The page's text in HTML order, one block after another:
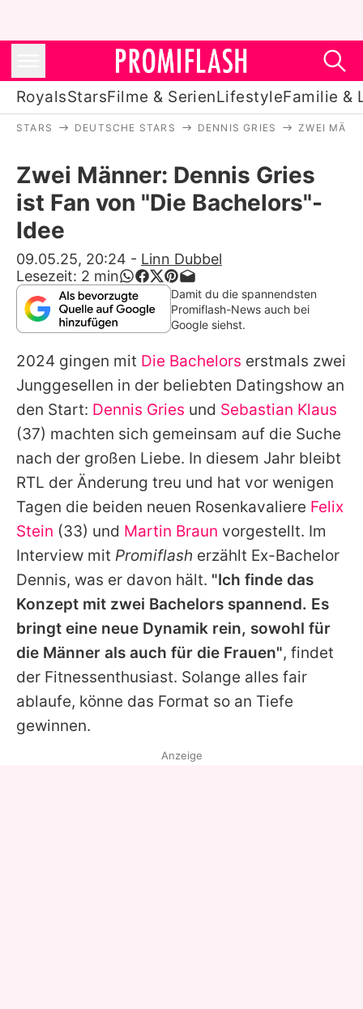
RoyalsStarsFilme & SerienLifestyleFamilie &
Stars
Filme & Serien
Lifestyle
Familie & Liebe
Promiflash Exklusiv
Alle Themen auf Promiflash
Jobs
App runterladen
Team
Redaktionelle Richtlinien
Impressum
Datenschutzerklärung
Nutzungsbedingungen
Utiq verwalten
STARS DEUTSCHE STARS DENNIS GRIES ZWEI
Zwei Männer: Dennis Gries
ist Fan von "Die Bachelors"-
Idee
09.05.25, 20:24 - Linn Dubbel
Lesezeit: 2 min
Damit du die spannendsten
Promiflash-News auch bei
Google siehst.
2024 gingen mit Die Bachelors erstmals zwei
Junggesellen in der beliebten Datingshow an
den Start: Dennis Gries und Sebastian Klaus
(37) machten sich gemeinsam auf die Suche
nach der großen Liebe. In diesem Jahr bleibt
RTL der Änderung treu und hat vor wenigen
Tagen die beiden neuen Rosenkavaliere Felix
Stein (33) und Martin Braun vorgestellt. Im
Interview mit Promiflash erzählt Ex-Bachelor
Dennis, was er davon hält. "Ich finde das
Konzept mit zwei Bachelors spannend. Es
bringt eine neue Dynamik rein, sowohl für
die Männer als auch für die Frauen", findet
der Fitnessenthusiast. Solange alles fair
ablaufe, könne das Format so an Tiefe
gewinnen.
Anzeige